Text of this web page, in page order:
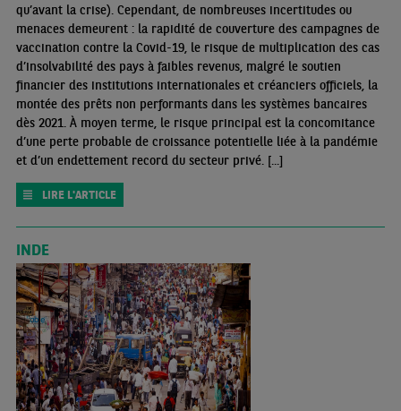
qu’avant la crise). Cependant, de nombreuses incertitudes ou
menaces demeurent : la rapidité de couverture des campagnes de
vaccination contre la Covid-19, le risque de multiplication des cas
d’insolvabilité des pays à faibles revenus, malgré le soutien
financier des institutions internationales et créanciers officiels, la
montée des prêts non performants dans les systèmes bancaires
dès 2021. À moyen terme, le risque principal est la concomitance
d’une perte probable de croissance potentielle liée à la pandémie
et d’un endettement record du secteur privé. [...]
LIRE L'ARTICLE
INDE